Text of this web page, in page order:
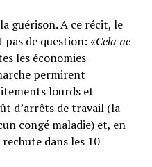
guérison. A ce récit, le
pas de question: «Cela ne
les économies
permirent
lourds et
d’arrêts de travail (la
congé maladie) et, en
dans les 10